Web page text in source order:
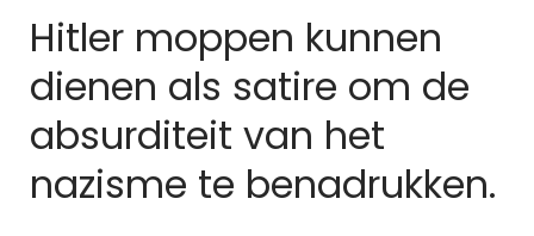
Hitler moppen kunnen
dienen als satire om de
absurditeit van het
nazisme te benadrukken.